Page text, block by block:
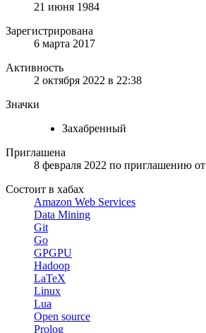
21 июня 1984
Зарегистрирована
6 марта 2017
Активность
2 октября 2022 в 22:38
Значки
Захабренный
Приглашена
8 февраля 2022 по приглашению от
Состоит в хабах
Amazon Web Services
Data Mining
Git
Go
GPGPU
Hadoop
LaTeX
Linux
Lua
Open source
Prolog